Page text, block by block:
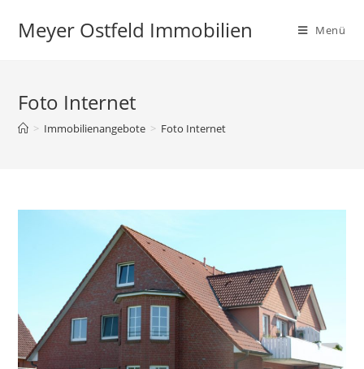
InhaltMeyer Ostfeld Immobilien Menü
Foto Internet
> Immobilienangebote > Foto Internet